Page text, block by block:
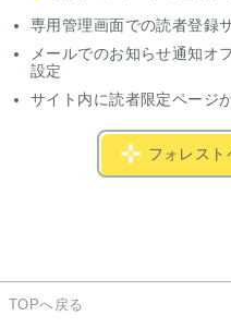
専用管理画面での読者登録
メールでのお知らせ通知オ
設定
サイト内に読者限定ページ
フォレス
TOPへ戻る